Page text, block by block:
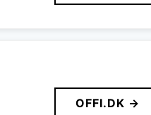
OFFI.DK →